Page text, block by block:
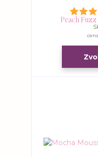
Peach Fuzz